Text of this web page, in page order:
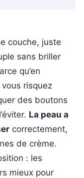
couche, juste
sans briller
qu’en
risquez
des boutons
La peau a
correctement,
de crème.
: les
mieux pour